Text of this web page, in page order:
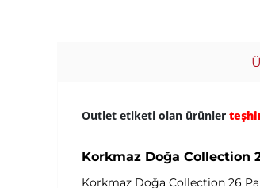
Outlet etiketi olan ürünler
Korkmaz Doğa Collection
Korkmaz Doğa Collection 26